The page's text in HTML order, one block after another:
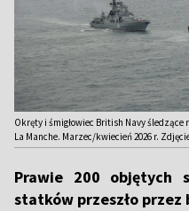
Okręty i śmigłowiec British Navy
La Manche. Marzec/kwiecień 2026 r.
Prawie 200 objętych
statków przeszło